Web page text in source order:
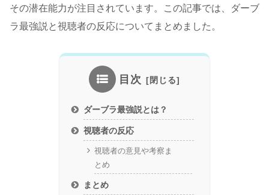
その潜在能力が注目されています。この記事では、ダーブ
ラ最強説と視聴者の反応についてまとめました。
目次
ダーブラ最強説とは？
視聴者の反応
視聴者の意見や考察ま
とめ
まとめ